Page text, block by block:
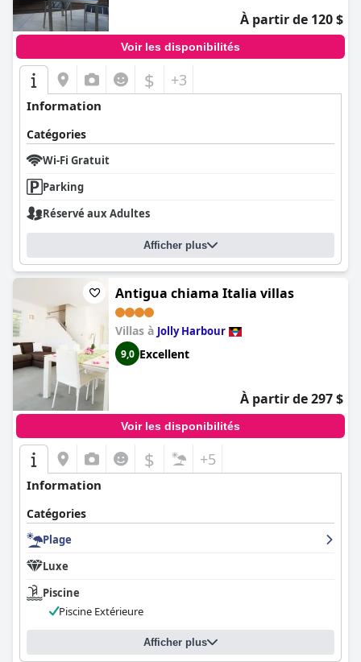
À partir de 120 $
Voir les disponibilités
$ +3
Information
Catégories
Wi-Fi Gratuit
Parking
Réservé aux Adultes
Afficher plus
Antigua chiama Italia villas
Villas à Jolly Harbour
9,0 Excellent
À partir de 297 $
Voir les disponibilités
$ +5
Information
Catégories
Plage
Luxe
Piscine
Piscine Extérieure
Afficher plus